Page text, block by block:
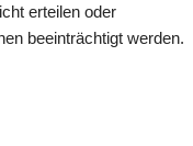
erteilen oder
beeinträchtigt werden.